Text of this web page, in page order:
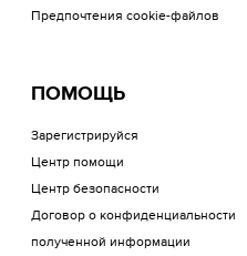
Предпочтения cookie-файлов
ПОМОЩЬ
Зарегистрируйся
Центр помощи
Центр безопасности
Договор о конфиденциальности
полученной информации